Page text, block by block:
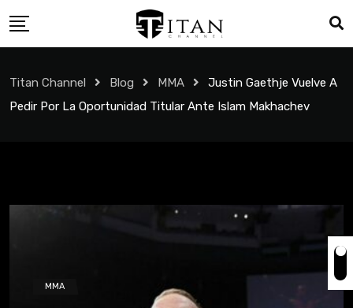
Titan Channel Blog MMA
Justin Gaethje Vuelve A
Pedir Por La Oportunidad Titular Ante Islam Makhachev
MMA